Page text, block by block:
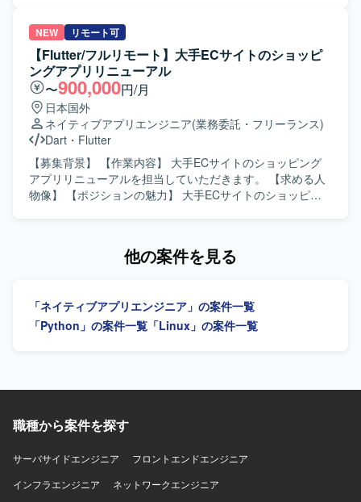
QA）に加わり、仕様検討からリリース・効果分析まで一貫
してご担当いただきます。Swiftを用いたiOSアプリの設計・
開発・保守・運用を中心に、SwiftUIによるUI実装やアーキ
テクチャ設計を含めた実装・運用全般を担っていただきま
す。あわせて、Kotlinを用いたAndroidアプリ開発にも関与
し、Jetpack ComposeによるUI実装など、iOS側の知見を活
かした両OSでの開発を行っていただきます。Claudeなどの
AIツールを活用しながら実装計画の策定、コード生成、レ
ビューの効率化を進め、モバイルアーキテクチャの設計や
ドメイン分離による開発並列性向上に向けた刷新を推進し
ていただきます。また、PdM・デザイナーと連携しつつ、
に共感し、EC体験の可能性に興味をお持ちの方を求めてい
ッチします。事業や顧客に近い距離で数値やユーザーの声
を捉えながら、主体的に開発をリードしていける方を歓迎
を前提としたiOS・Android両OSの「二刀流」開発プロセス
がら探求していくことができます。EC×ゲーム×ソーシャル
が組み合わさった複雑なドメインで、高度な状態管理やパ
フォーマンス最適化に取り組むことで、エンジニアとして
の技術力を大きく高めていただけます。 【開発環境】
Swift、Kotlin、Goを用いた開発を行い、UIフレームワーク
NEW リモート可
【Flutter/フルリモート】大手ECサイトのショッピ
ングアプリリニューアル
〜900,000円/月
日本国外
ネイティブアプリエンジニア(業務委託・フリーランス)
Dart ・ Flutter
【募集背景】 【作業内容】 大手ECサイトのショッピング
アプリリニューアルを担当していただきます。 【求める人
物像】 【ポジションの魅力】 大手ECサイトのショッピン
他の案件を見る
「ネイティブアプリエンジニア」の案件一覧
「Python」の案件一覧 「Linux」の案件一覧
職種から案件を探す
サーバサイドエンジニア
フロントエンドエンジニア
インフラエンジニア
ネットワークエンジニア